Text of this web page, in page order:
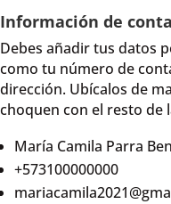
Información de
Debes añadir tus datos
como tu número de
dirección. Ubícalos de
choquen con el resto de
María Camila Parra
+573100000000